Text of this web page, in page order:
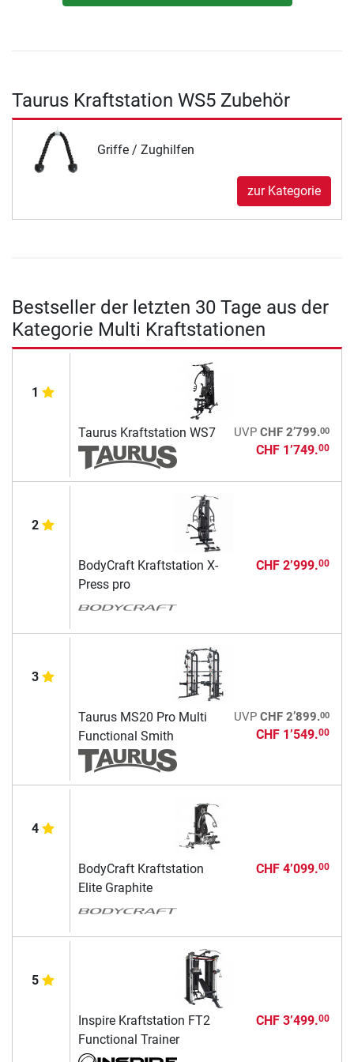
Taurus Kraftstation WS5 Zubehör
Griffe / Zughilfen
zur Kategorie
Bestseller der letzten 30 Tage aus der
Kategorie Multi Kraftstationen
1
Taurus Kraftstation WS7 UVP CHF 2’799.00
CHF 1’749.00
2
BodyCraft Kraftstation X-
Press pro
CHF 2’999.00
3
Taurus MS20 Pro Multi
Functional Smith
UVP CHF 2’899.00
CHF 1’549.00
4
BodyCraft Kraftstation
Elite Graphite
CHF 4’099.00
5
Inspire Kraftstation FT2
Functional Trainer
CHF 3’499.00